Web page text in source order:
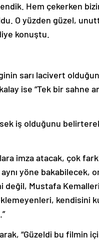
Hem çekerken
O yüzden güzel,
konuştu.
sarı lacivert
ise “Tek bir sahne
iş olduğunu
imza atacak, çok
yöne bakabilecek,
değil, Mustafa
kendisini
“Güzeldi bu filmin